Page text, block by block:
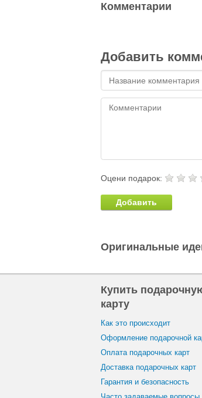
Комментарии
Добавить
Оцени подарок:
Добавить
Оригинальные
Купить
карту
Как это происходит
Оформление подарочной
Оплата подарочных карт
Доставка подарочных карт
Гарантия и безопасность